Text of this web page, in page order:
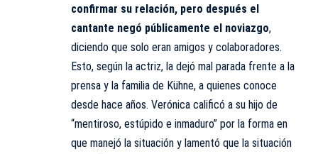
confirmar su relación, pero después el
cantante negó públicamente el noviazgo,
diciendo que solo eran amigos y colaboradores.
Esto, según la actriz, la dejó mal parada frente a la
prensa y la familia de Kühne, a quienes conoce
desde hace años. Verónica calificó a su hijo de
“mentiroso, estúpido e inmaduro” por la forma en
que manejó la situación y lamentó que la situación